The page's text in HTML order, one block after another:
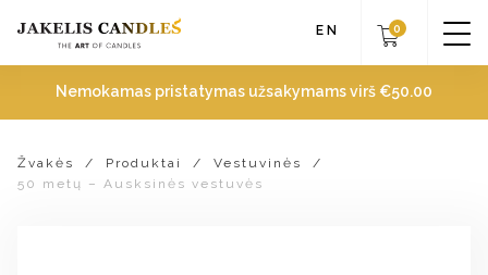
Nemokamas pristatymas užsakymams virš €50.00
EN 0
Žvakės / Produktai / Vestuvinės
/
50 metų – Ausksinės vestuvės